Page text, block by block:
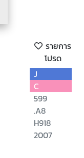
รายการ
โปรด
J
C
599
.A8
H918
2007